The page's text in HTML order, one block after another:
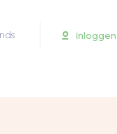
Inloggen